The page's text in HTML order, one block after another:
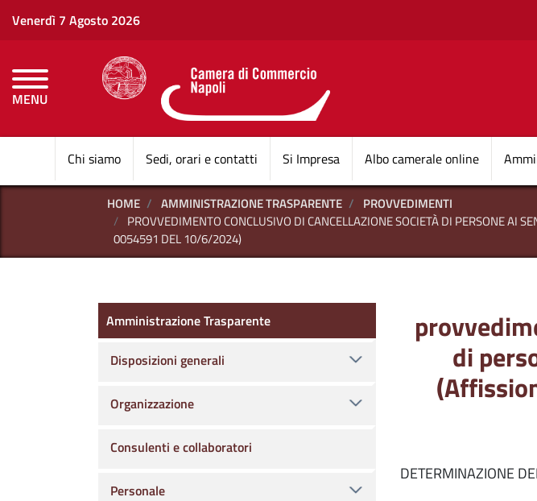
Venerdì 7 Agosto 2026
MENU
CAMERE DI COMMERCIO D'ITALIA
Chi siamo Sedi, orari e contatti Si Impresa Albo camerale online
HOME AMMINISTRAZIONE TRASPARENTE
PROVVEDIMENTI
PROVVEDIMENTO CONCLUSIVO DI CANCELLAZIONE SOCIETÀ DI PERSONE AI
0054591 DEL 10/6/2024)
di
DETERMINAZIONE
Amministrazione Trasparente
Amministrazione Trasparente
Disposizioni generali
Organizzazione
Consulenti e collaboratori
Personale